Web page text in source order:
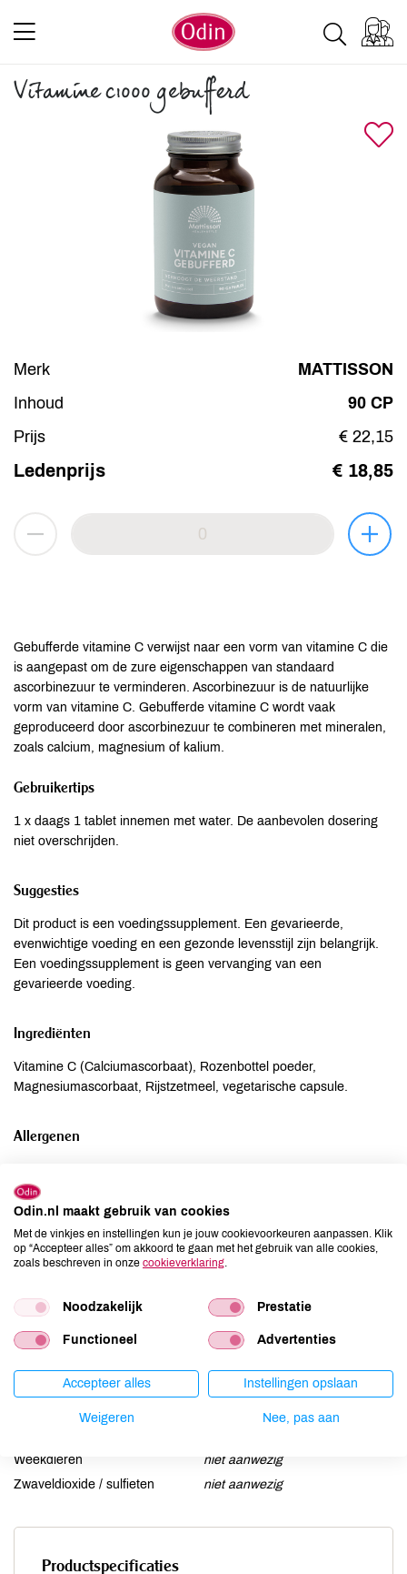
Vitamine c1000 gebufferd
Merk
MATTISSON
Inhoud
90 CP
Prijs
€ 22,15
Ledenprijs € 18,85
Gebufferde vitamine C verwijst naar een vorm van vitamine C die
is aangepast om de zure eigenschappen van standaard
ascorbinezuur te verminderen. Ascorbinezuur is de natuurlijke
vorm van vitamine C. Gebufferde vitamine C wordt vaak
geproduceerd door ascorbinezuur te combineren met mineralen,
zoals calcium, magnesium of kalium.
Gebruikertips
1 x daags 1 tablet innemen met water. De aanbevolen dosering
niet overschrijden.
Suggesties
Dit product is een voedingssupplement. Een gevarieerde,
evenwichtige voeding en een gezonde levensstijl zijn belangrijk.
Een voedingssupplement is geen vervanging van een
gevarieerde voeding.
Ingrediënten
Vitamine C (Calciumascorbaat), Rozenbottel poeder,
Magnesiumascorbaat, Rijstzetmeel, vegetarische capsule.
Allergenen
Ei
Gluten
niet aanwezig
Lactose
niet aanwezig
Lupine
niet aanwezig
Noten
niet aanwezig
Schaaldieren
niet aanwezig
niet aanwezig
niet aanwezig
Weekdieren
niet aanwezig
Zwaveldioxide / sulfieten
niet aanwezig
Productspecificaties
Odin.nl maakt gebruik van cookies
Met de vinkjes en instellingen kun je jouw cookievoorkeuren aanpassen. Klik
op “Accepteer alles” om akkoord te gaan met het gebruik van alle cookies,
zoals beschreven in onze cookieverklaring
Noodzakelijk Prestatie
Functioneel Advertenties
Accepteer alles Instellingen opslaan
Weigeren Nee, pas aan